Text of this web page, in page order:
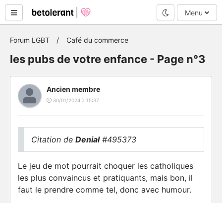
Mode nuit
Menu
Forum LGBT Café du commerce
les pubs de votre enfance - Page n°3
Ancien membre
30/01/2024 à 15:37
Citation de Denial#495373
Le jeu de mot pourrait choquer les catholiques
les plus convaincus et pratiquants, mais bon, il
faut le prendre comme tel, donc avec humour.